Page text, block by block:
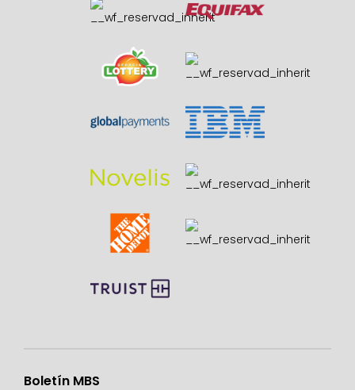
Boletín MBS